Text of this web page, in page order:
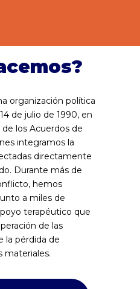
organización política
de julio de 1990, en
los Acuerdos de
integramos la
directamente
Durante más de
hemos
a miles de
terapéutico que
de las
la pérdida de
materiales.